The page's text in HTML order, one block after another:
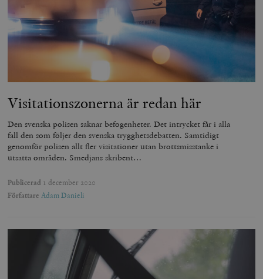
Visitationszonerna är redan här
Den svenska polisen saknar befogenheter. Det intrycket får i alla
fall den som följer den svenska trygghetsdebatten. Samtidigt
genomför polisen allt fler visitationer utan brottsmisstanke i
utsatta områden. Smedjans skribent…
Publicerad 1 december 2020
Författare Adam Danieli